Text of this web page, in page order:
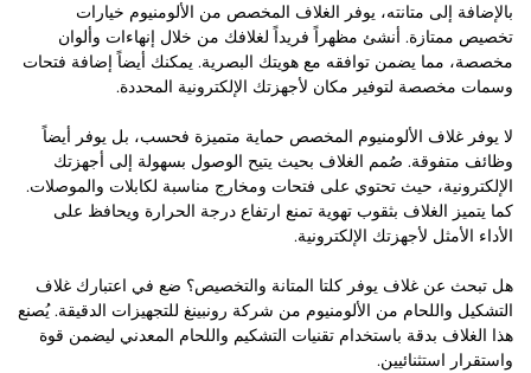
بالإضافة إلى متانته، يوفر الغلاف المخصص من الألومنيوم خيارات
تخصيص ممتازة. أنشئ مظهراً فريداً لغلافك من خلال إنهاءات وألوان
مخصصة، مما يضمن توافقه مع هويتك البصرية. يمكنك أيضاً إضافة فتحات
وسمات مخصصة لتوفير مكان لأجهزتك الإلكترونية المحددة.
لا يوفر غلاف الألومنيوم المخصص حماية متميزة فحسب، بل يوفر أيضاً
وظائف متفوقة. صُمم الغلاف بحيث يتيح الوصول بسهولة إلى أجهزتك
الإلكترونية، حيث تحتوي على فتحات ومخارج مناسبة لكابلات والموصلات.
كما يتميز الغلاف بثقوب تهوية تمنع ارتفاع درجة الحرارة ويحافظ على
الأداء الأمثل لأجهزتك الإلكترونية.
هل تبحث عن غلاف يوفر كلتا المتانة والتخصيص؟ ضع في اعتبارك غلاف
التشكيل واللحام من الألومنيوم من شركة رونبينغ للتجهيزات الدقيقة. يُصنع
هذا الغلاف بدقة باستخدام تقنيات التشكيم واللحام المعدني ليضمن قوة
واستقرار استثنائيين.